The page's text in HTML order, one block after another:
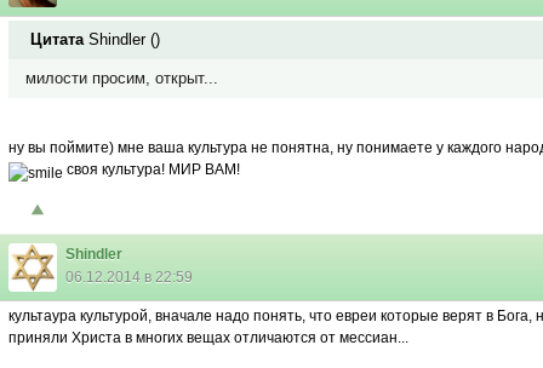
Цитата Shindler()
милости просим, открыт...
ну вы поймите) мне ваша культура не понятна, ну понимаете у каждого
своя культура! МИР ВАМ!
Shindler
06.12.2014 в 22:59
культаура культурой, вначале надо понять, что евреи которые верят в Бога,
приняли Христа в многих вещах отличаются от мессиан...